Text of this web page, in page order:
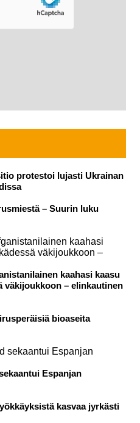
protestoi lujasti Ukrainan
– Suurin luku
kaahasi kaasu
väkijoukkoon – elinkautinen
bioaseita
Espanjan
kasvaa jyrkästi